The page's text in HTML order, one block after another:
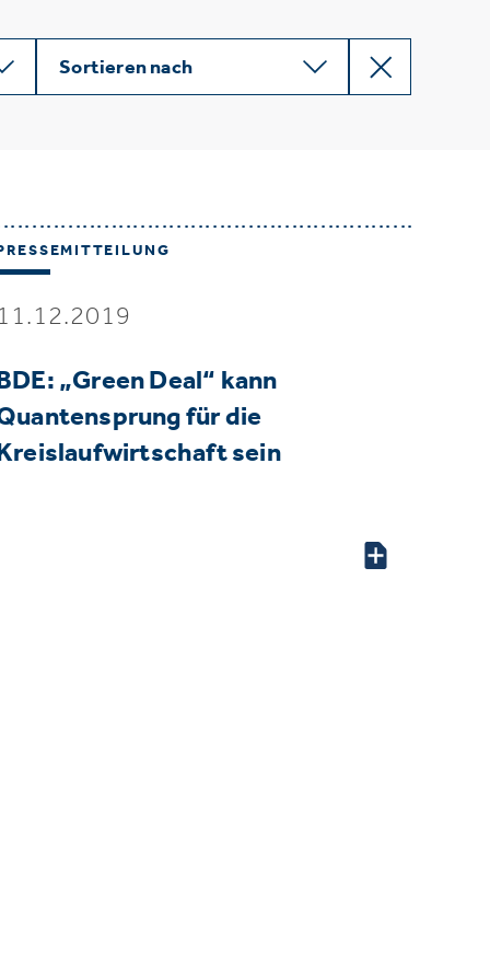
Sortieren nach
11.12.2019
„Green Deal“ kann
für die
sein